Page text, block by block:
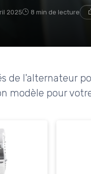
2025 8 min de lecture
de l'alternateur
modèle pour